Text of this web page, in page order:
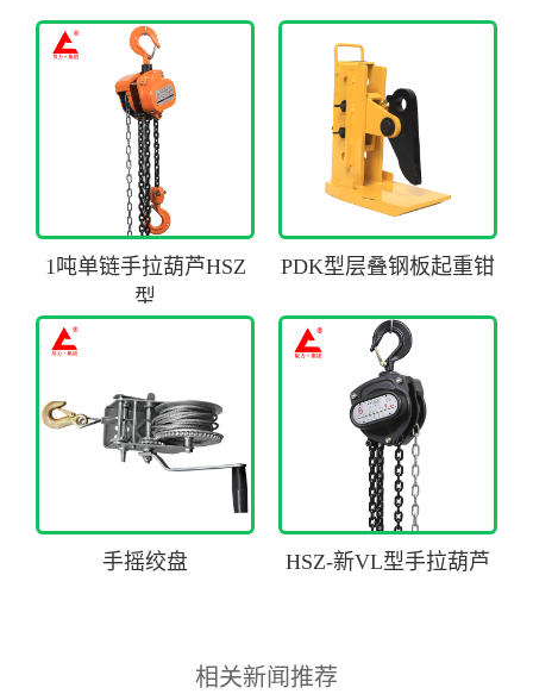
1吨单链手拉葫芦HSZ
型
PDK型层叠钢板起重钳
手摇绞盘 HSZ-新VL型手拉葫芦
相关新闻推荐